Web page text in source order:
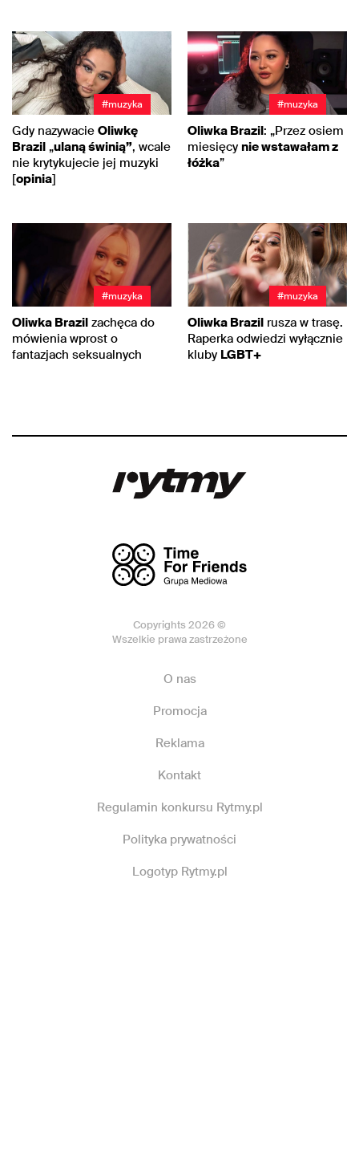
#muzyka
Gdy nazywacie Oliwkę
Brazil „ulaną świnią”, wcale
nie krytykujecie jej muzyki
[opinia]
#muzyka
Oliwka Brazil: „Przez osiem
miesięcy nie wstawałam z
łóżka”
#muzyka
Oliwka Brazil zachęca do
mówienia wprost o
fantazjach seksualnych
#muzyka
Oliwka Brazil rusza w trasę.
Raperka odwiedzi wyłącznie
kluby LGBT+
Copyrights 2026 ©
Wszelkie prawa zastrzeżone
O nas
Promocja
Reklama
Kontakt
Regulamin konkursu Rytmy.pl
Polityka prywatności
Logotyp Rytmy.pl